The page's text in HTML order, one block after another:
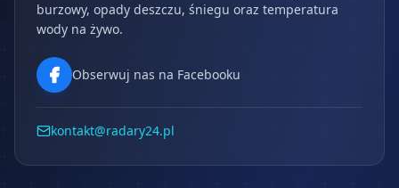
burzowy, opady deszczu, śniegu oraz temperatura
wody na żywo.
Obserwuj nas na Facebooku
kontakt@radary24.pl